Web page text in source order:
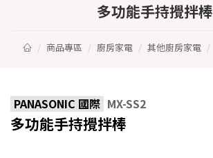
多功能手持攪拌棒
商品專區 廚房家電 其他廚房家電
PANASONIC 國際 MX-SS2
多功能手持攪拌棒